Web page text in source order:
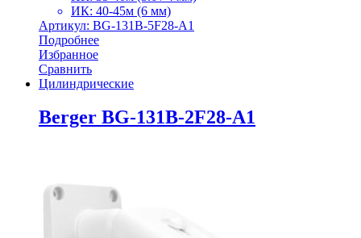
ИК: 40-45м (6 мм)
Артикул: BG-131B-5F28-A1
Подробнее
Избранное
Сравнить
Цилиндрические
Berger BG-131B-2F28-A1